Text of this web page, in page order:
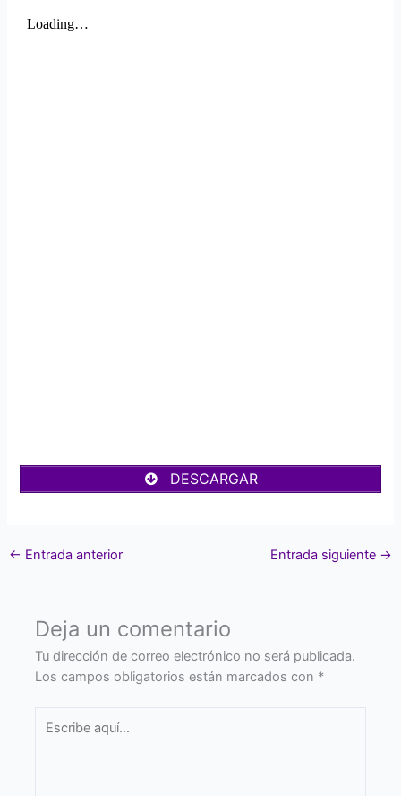
DESCARGAR
← Entrada anterior Entrada siguiente →
Deja un comentario
Tu dirección de correo electrónico no será publicada.
Los campos obligatorios están marcados con *
aquí...